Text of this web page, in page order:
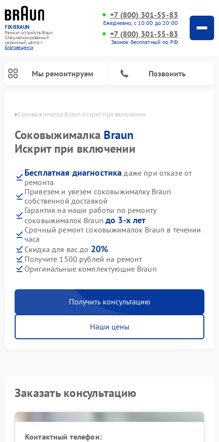
FIX-BRAUN
Ремонт устройств Braun
Специализированный
cервисный центр г.
Благовещенск
+7 (800) 301-55-83
Ежедневно, с 10:00 до 20:00
+7 (800) 301-55-83
Звонок бесплатный по РФ
Мы ремонтируем Позвонить
Соковыжималка Braun искрит при включении
Соковыжималка Braun
Искрит при включении
Бесплатная диагностика даже при отказе от
ремонта
Привезем и увезем соковыжималку Braun
собственной доставкой
Гарантия на наши работы по ремонту
соковыжималок Braunдо 3-х лет
Срочный ремонт соковыжималок Braun в течении
часа
Скидка для вас до 20%
Получите 1500 рублей на ремонт
Оригинальные комплектующие Braun
Получить консультацию
Наши цены
Заказать консультацию
Контактный телефон: